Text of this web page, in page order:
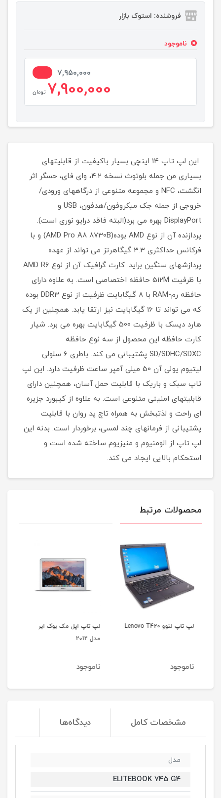
فروشنده: استوک بازار
ناموجود
7,950,000
7,900,000 تومان
این لپ تاپ 14 اینچی بسیار باکیفیت از قابلیتهای
بسیاری من جمله بلوتوث نسخه 4.2، وای فای، حسگر اثر
انگشت، NFC و مجموعه متنوعی از درگاههای ورودی/
خروجی از جمله جک میکروفون/هدفون، USB و
DisplayPort بهره می برد(البته فاقد درایو نوری است).
پردازنده آن از نوع AMD بوده(AMD Pro A8 8730B) و با
فرکانس حداکثری 3.3 گیگاهرتز می تواند از عهده
پردازشهای سنگین براید. کارت گرافیک آن از نوع AMD R6
با ظرفیت 512M حافظه اختصاصی است. به علاوه دارای
حافظه رم-RAM با 8 گیگابایت ظرفیت از نوع DDR3 بوده
که می تواند تا 16 گیگابایت نیز ارتقا یابد. همچنین از یک
هارد دیسک با ظرفیت 500 گیگابایت بهره می برد. شیار
کارت حافظه این محصول از سه نوع حافظه
SD/SDHC/SDXC پشتیبانی می کند. باطری 6 سلولی
لیتیوم یونی آن 50 میلی آمپر ساعت ظرفیت دارد. این لپ
تاپ سبک و باریک با قابلیت حمل آسان، همچنین دارای
قابلیتهای امنیتی متنوعی است. به علاوه از کیبورد جزیره
ای راحت و لذتبخش به همراه تاچ پد روان با قابلیت
پشتیبانی از فرمانهای چند لمسی، برخوردار است. بدنه این
لپ تاپ از الومنیوم و منیزیوم ساخته شده است و
استحکام بالایی ایجاد می کند.
محصولات مرتبط
لپ تاپ لنوو Lenovo T420
ناموجود
لپ تاپ اپل مک بوک ایر
مدل 2012
ناموجود
مشخصات کامل دیدگاه‌ها
مدل
ELITEBOOK 745 G4